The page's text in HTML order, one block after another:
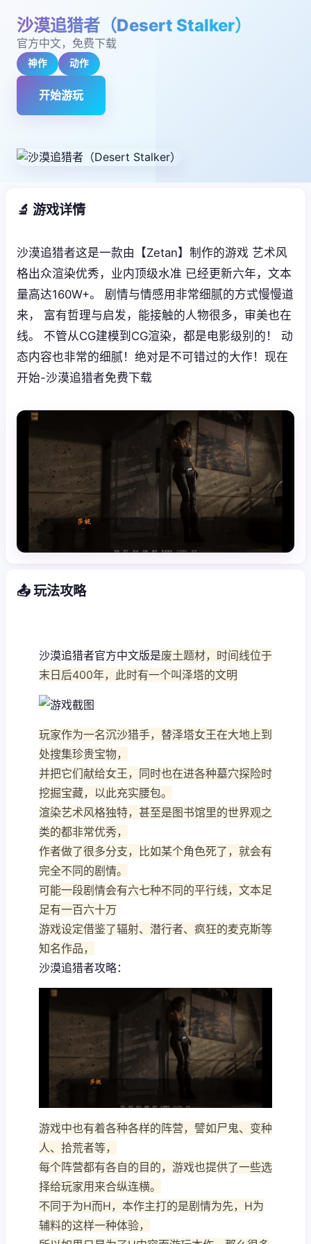
沙漠追猎者（Desert Stalker）
官方中文，免费下载
神作 动作
开始游玩
🔬 游戏详情
沙漠追猎者这是一款由【Zetan】制作的游戏 艺术风
格出众渲染优秀，业内顶级水准 已经更新六年，文本
量高达160W+。 剧情与情感用非常细腻的方式慢慢道
来， 富有哲理与启发，能接触的人物很多，审美也在
线。 不管从CG建模到CG渲染，都是电影级别的！ 动
态内容也非常的细腻！绝对是不可错过的大作！现在
开始-沙漠追猎者免费下载
📤 玩法攻略
沙漠追猎者官方中文版是废土题材，时间线位于
末日后400年，此时有一个叫泽塔的文明
玩家作为一名沉沙猎手，替泽塔女王在大地上到
处搜集珍贵宝物，
并把它们献给女王，同时也在进各种墓穴探险时
挖掘宝藏，以此充实腰包。
渲染艺术风格独特，甚至是图书馆里的世界观之
类的都非常优秀，
作者做了很多分支，比如某个角色死了，就会有
完全不同的剧情。
可能一段剧情会有六七种不同的平行线，文本足
足有一百六十万
游戏设定借鉴了辐射、潜行者、疯狂的麦克斯等
知名作品，
沙漠追猎者攻略：
游戏中也有着各种各样的阵营，譬如尸鬼、变种
人、拾荒者等，
每个阵营都有各自的目的，游戏也提供了一些选
择给玩家用来合纵连横。
不同于为H而H，本作主打的是剧情为先，H为
辅料的这样一种体验，